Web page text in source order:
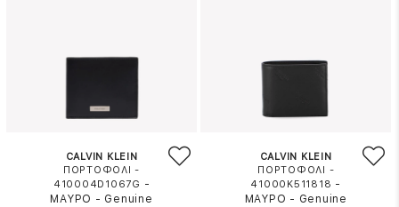
CALVIN KLEIN
ΠΟΡΤΟΦΟΛΙ -
410004D1067G -
ΜΑΥΡΟ - Genuine
CALVIN KLEIN
ΠΟΡΤΟΦΟΛΙ -
41000K511818 -
ΜΑΥΡΟ - Genuine